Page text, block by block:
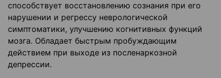
способствует восстановлению сознания при его
нарушении и регрессу неврологической
симптоматики, улучшению когнитивных функций
мозга. Обладает быстрым пробуждающим
действием при выходе из посленаркозной
депрессии.